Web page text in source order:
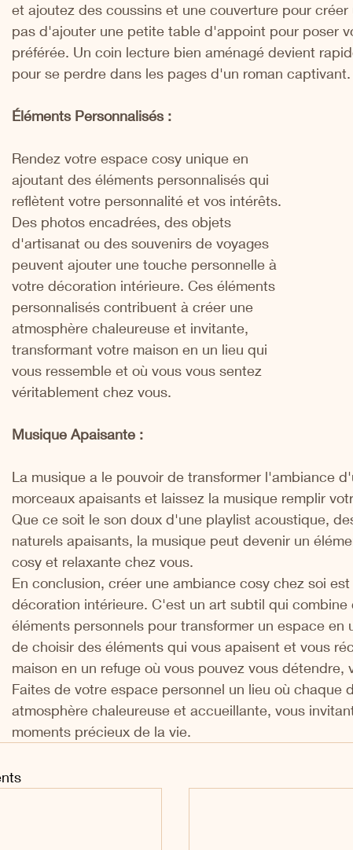
et ajoutez des coussins et une couverture pour
pas d'ajouter une petite table d'appoint pour poser
préférée. Un coin lecture bien aménagé devient
pour se perdre dans les pages d'un roman captivant.
Éléments Personnalisés :
Rendez votre espace cosy unique en
ajoutant des éléments personnalisés qui
reflètent votre personnalité et vos intérêts.
Des photos encadrées, des objets
d'artisanat ou des souvenirs de voyages
peuvent ajouter une touche personnelle à
votre décoration intérieure. Ces éléments
personnalisés contribuent à créer une
atmosphère chaleureuse et invitante,
transformant votre maison en un lieu qui
vous ressemble et où vous vous sentez
véritablement chez vous.
Musique Apaisante :
La musique a le pouvoir de transformer l'ambiance
morceaux apaisants et laissez la musique remplir
Que ce soit le son doux d'une playlist acoustique,
naturels apaisants, la musique peut devenir un
cosy et relaxante chez vous.
En conclusion, créer une ambiance cosy chez soi
décoration intérieure. C'est un art subtil qui
éléments personnels pour transformer un espace
de choisir des éléments qui vous apaisent et vous
maison en un refuge où vous pouvez vous détendre,
Faites de votre espace personnel un lieu où chaque
atmosphère chaleureuse et accueillante, vous
moments précieux de la vie.